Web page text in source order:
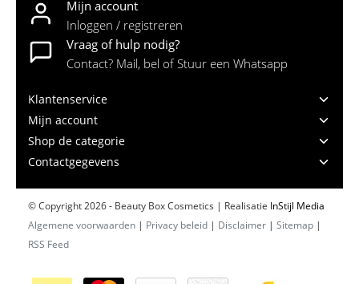
Mijn account
Inloggen / registreren
Vraag of hulp nodig?
Contact? Mail, bel of Stuur een Whatsapp
Klantenservice
Mijn account
Shop de categorie
Contactgegevens
© Copyright 2026 - Beauty Box Cosmetics | Realisatie InStijl Media
Algemene voorwaarden | Privacy beleid | Disclaimer | Sitemap |
RSS Feed